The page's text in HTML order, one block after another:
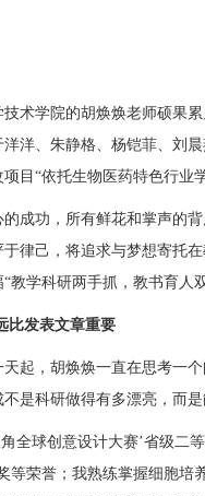
术学院的胡焕焕老师硕果
洋、朱静格、杨铠菲、刘
项目“依托生物医药特色行业
成功，所有鲜花和掌声的
律己，将追求与梦想寄托
教学科研两手抓，教书育人
比发表文章重要
起，胡焕焕一直在思考一
是科研做得有多漂亮，而
全球创意设计大赛’省级二
等荣誉 ；我熟练掌握细胞培